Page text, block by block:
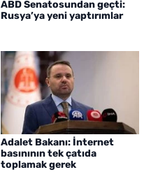
ABD Senatosundan geçti:
Rusya’ya yeni yaptırımlar
Adalet Bakanı: İnternet
basınının tek çatıda
toplamak gerek